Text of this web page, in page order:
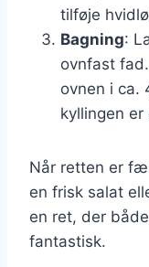
tilføje
Bagning:
ovnfast
ovnen i ca.
kyllingen
Når retten er
en frisk salat
en ret, der
fantastisk.